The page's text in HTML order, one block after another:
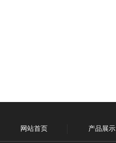
网站首页 产品展示